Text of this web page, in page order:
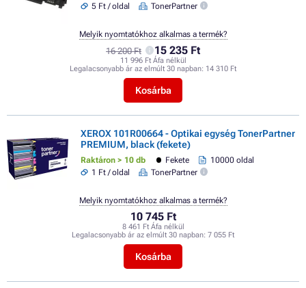
5 Ft / oldal
TonerPartner
16 200 Ft 15 235 Ft
11 996 Ft Áfa nélkül
Legalacsonyabb ár az elmúlt 30 napban: 14 310 Ft
Kosárba
Melyik nyomtatókhoz alkalmas a termék?
XEROX 101R00664 - Optikai egység TonerPartner
PREMIUM, black (fekete)
Raktáron > 10 db Fekete
10000 oldal
1 Ft / oldal
TonerPartner
10 745 Ft
8 461 Ft Áfa nélkül
Legalacsonyabb ár az elmúlt 30 napban: 7 055 Ft
Kosárba
Melyik nyomtatókhoz alkalmas a termék?